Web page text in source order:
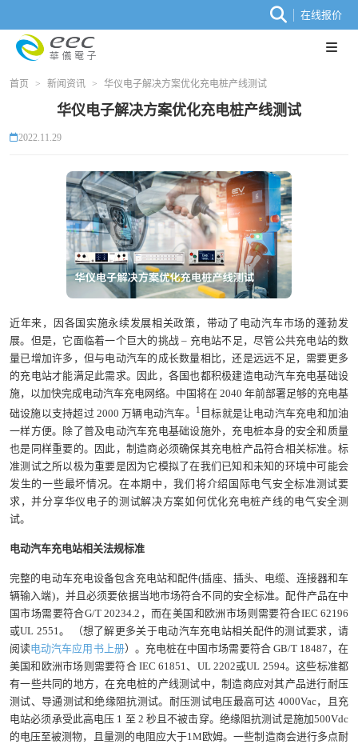
在线报价
首页 > 新闻资讯 > 华仪电子解决方案优化充电桩产线测试
华仪电子解决方案优化充电桩产线测试
2022.11.29
近年来，因各国实施永续发展相关政策，带动了电动汽车市场的蓬勃发
展。但是，它面临着一个巨大的挑战 – 充电站不足，尽管公共充电站的数
量已增加许多，但与电动汽车的成长数量相比，还是远远不足，需要更多
的充电站才能满足此需求。因此，各国也都积极建造电动汽车充电基础设
施，以加快完成电动汽车充电网络。中国将在 2040 年前部署足够的充电基
础设施以支持超过 2000 万辆电动汽车。
1 目标就是让电动汽车充电和加油
一样方便。除了普及电动汽车充电基础设施外，充电桩本身的安全和质量
也是同样重要的。因此，制造商必须确保其充电桩产品符合相关标准。标
准测试之所以极为重要是因为它模拟了在我们已知和未知的环境中可能会
发生的一些最坏情况。在本期中，我们将介绍国际电气安全标准测试要
求，并分享华仪电子的测试解决方案如何优化充电桩产线的电气安全测
试。
电动汽车充电站相关法规标准
完整的电动车充电设备包含充电站和配件(插座、插头、电缆、连接器和车
辆输入端)，并且必须要依据当地市场符合不同的安全标准。配件产品在中
国市场需要符合G/T 20234.2，而在美国和欧洲市场则需要符合IEC 62196
或UL 2551。 （想了解更多关于电动汽车充电站相关配件的测试要求，请
阅读电动汽车应用书上册）。充电桩在中国市场需要符合 GB/T 18487，在
美国和欧洲市场则需要符合 IEC 61851、UL 2202或UL 2594。这些标准都
有一些共同的地方，在充电桩的产线测试中，制造商应对其产品进行耐压
测试、导通测试和绝缘阻抗测试。耐压测试电压最高可达 4000Vac，且充
电站必须承受此高电压 1 至 2 秒且不被击穿。绝缘阻抗测试是施加500Vdc
的电压至被测物，且量测的电阻应大于1M欧姆。一些制造商会进行多点耐